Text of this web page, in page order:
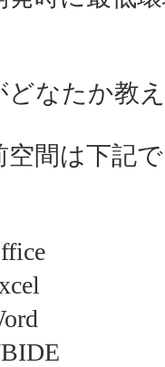
どなたか教
空間は下記